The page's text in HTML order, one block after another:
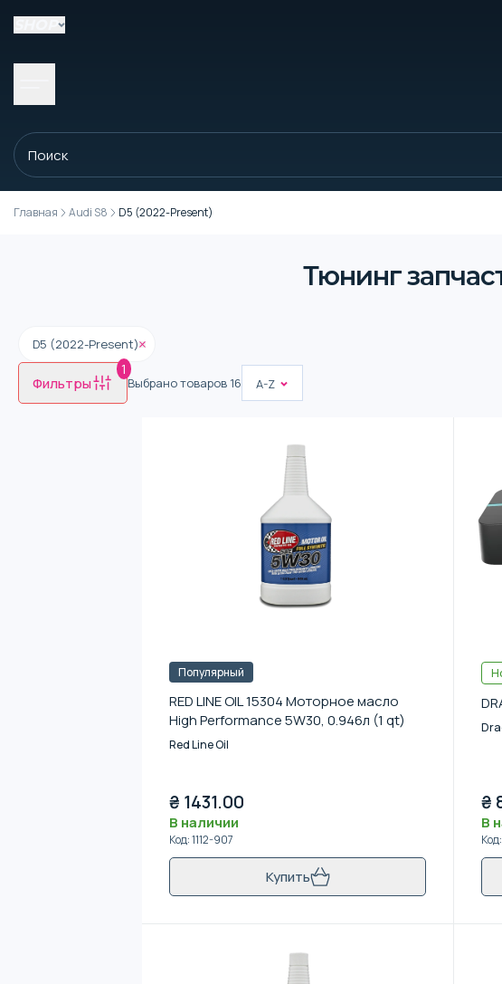
Главная Audi S8 D5 (2022-Present)
Тюнинг
D5 (2022-Present)
Фильтры
1
Выбрано товаров 16 A-Z
Популярный
RED LINE OIL 15304 Моторное масло
High Performance 5W30, 0.946л (1 qt)
Red Line Oil
₴ 1431.00
В наличии
Код:1112-907
Купить
₴
В
Код: